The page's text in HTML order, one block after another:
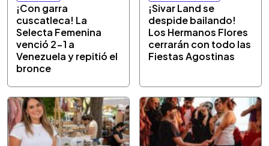
¡Con garra
cuscatleca! La
Selecta Femenina
venció 2-1 a
Venezuela y repitió el
bronce
¡Sivar Land se
despide bailando!
Los Hermanos Flores
cerrarán con todo las
Fiestas Agostinas